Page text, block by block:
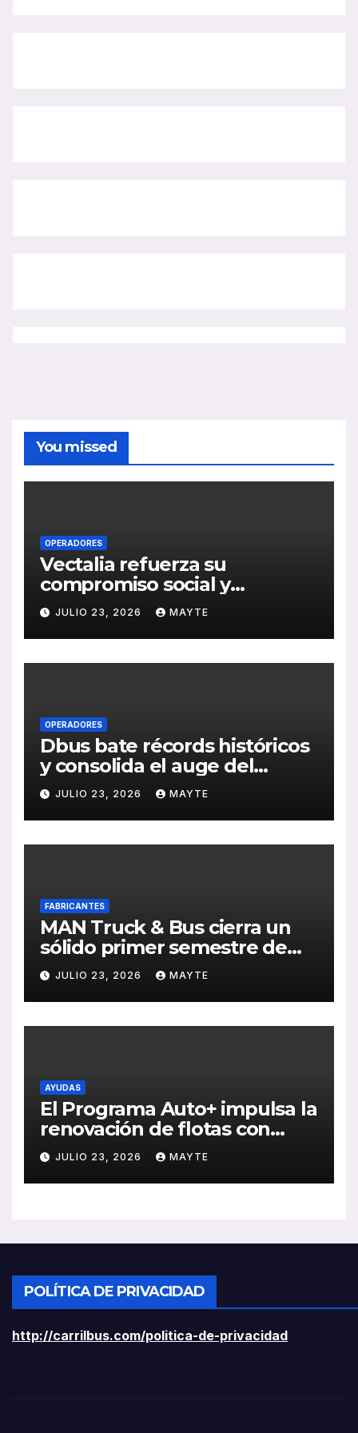
You missed
OPERADORES
Vectalia refuerza su
compromiso social y
medioambiental con la
publicación de su Memoria
de RSC 2025
JULIO 23, 2026 MAYTE
OPERADORES
Dbus bate récords históricos
y consolida el auge del
transporte público en San
Sebastián
JULIO 23, 2026 MAYTE
FABRICANTES
MAN Truck & Bus cierra un
sólido primer semestre de
2026 con crecimiento en
ventas, pedidos y
rentabilidad
JULIO 23, 2026 MAYTE
AYUDAS
El Programa Auto+ impulsa la
renovación de flotas con
ayudas a vehículos eléctricos
ligeros
JULIO 23, 2026 MAYTE
POLÍTICA DE PRIVACIDAD
http://carrilbus.com/politica-de-privacidad